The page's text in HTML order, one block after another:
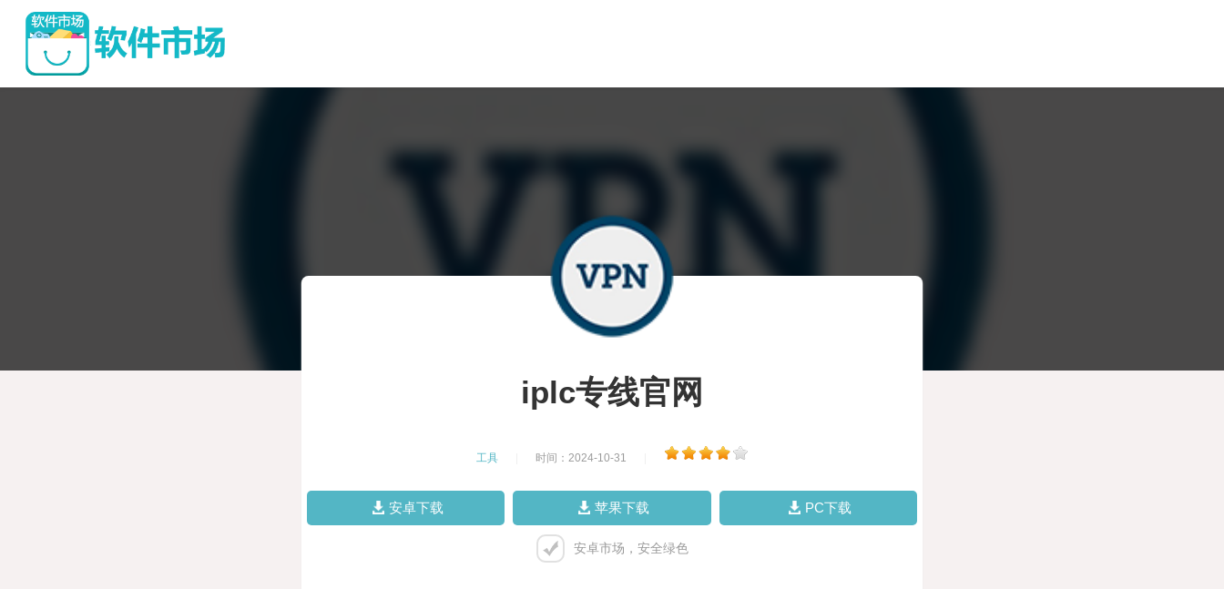
iplc专线官网
工具 时间：2024-10-31
安卓下载 苹果下载 PC下载
安卓市场，安全绿色